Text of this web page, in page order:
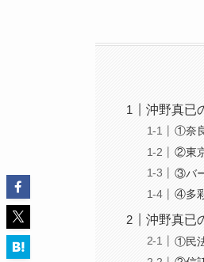
沖野真已
①奈
②東
③バ
④多
沖野真已
①民